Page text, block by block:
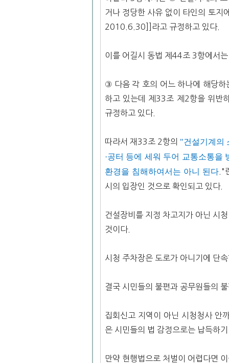
거나 정당한 사유 없이 타인의 토
2010.6.30]]라고 규정하고 있다.
이를 어길시 동법 제44조 3항에서
③ 다음 각 호의 어느 하나에 해당하
하고 있는데 제33조 제2항을 위반
규정하고 있다.
따라서 재33조 2항의 "건설기계의
·공터 등에 세워 두어 교통소통을
환경을 침해하여서는 아니 된다."
시의 입장인 것으로 확인되고 있다.
건설장비를 지정 차고지가 아닌 시
것이다.
시청 주차장은 도로가 아니기에 단
결국 시민들의 불편과 공무원들의
집회신고 지역이 아닌 시청청사 안
은 시민들의 법 감정으로는 납득하
만약 현행법으로 처벌이 어렵다면